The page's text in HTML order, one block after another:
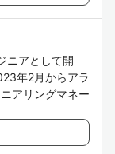
ニアとして開
年2月からアラ
アリングマネー